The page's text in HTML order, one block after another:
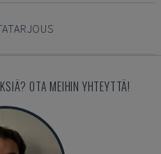
OTA MEIHIN YHTEYTTÄ!